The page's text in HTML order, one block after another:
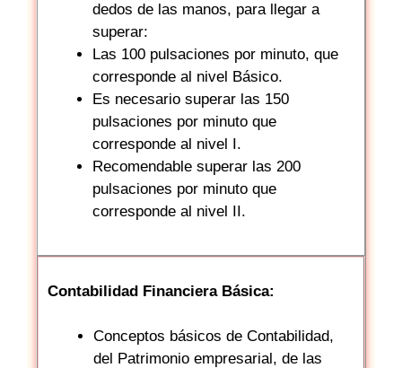
dedos de las manos, para llegar a
superar:
Las 100 pulsaciones por minuto, que
corresponde al nivel Básico.
Es necesario superar las 150
pulsaciones por minuto que
corresponde al nivel I.
Recomendable superar las 200
pulsaciones por minuto que
corresponde al nivel II.
Contabilidad Financiera Básica:
Conceptos básicos de Contabilidad,
del Patrimonio empresarial, de las